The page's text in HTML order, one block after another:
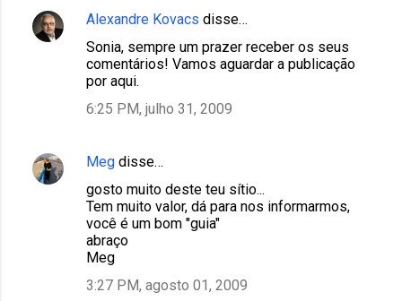
Alexandre Kovacs disse…
Sonia, sempre um prazer receber os seus
comentários! Vamos aguardar a publicação
por aqui.
6:25 PM, julho 31, 2009
Meg disse…
gosto muito deste teu sítio...
Tem muito valor, dá para nos informarmos,
você é um bom "guia"
abraço
Meg
3:27 PM, agosto 01, 2009